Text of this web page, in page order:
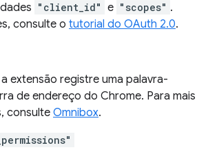
"client_id" e "scopes" .
consulte o tutorial do OAuth 2.0.
extensão registre uma palavra-
de endereço do Chrome. Para mais
consulteOmnibox.